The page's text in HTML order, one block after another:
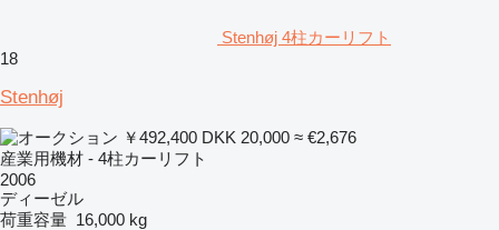
Stenhøj 4柱カーリフト
18
Stenhøj
￥492,400 DKK 20,000 ≈ €2,676
産業用機材 - 4柱カーリフト
2006
ディーゼル
荷重容量 16,000 kg